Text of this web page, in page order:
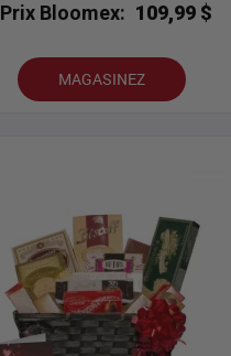
Prix Bloomex: 109,99 $
MAGASINEZ